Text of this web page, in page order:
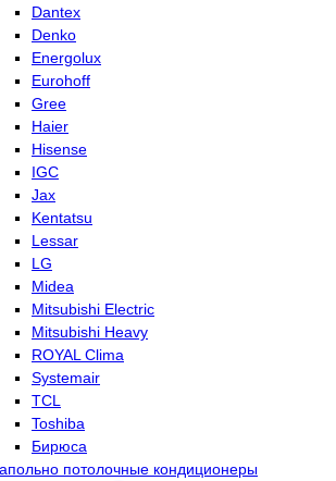
Dantex
Denko
Energolux
Eurohoff
Gree
Haier
Hisense
IGC
Jax
Kentatsu
Lessar
LG
Midea
Mitsubishi Electric
Mitsubishi Heavy
ROYAL Clima
Systemair
TCL
Toshiba
Бирюса
потолочные кондиционеры